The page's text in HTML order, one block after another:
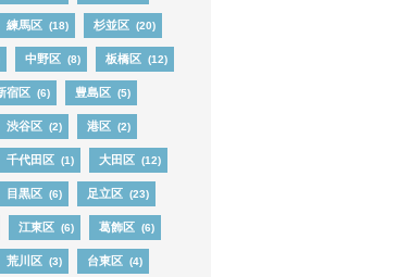
練馬区 (18) 杉並区 (20)
中野区 (8) 板橋区 (12)
宿区 (6) 豊島区 (5)
渋谷区 (2) 港区 (2)
千代田区 (1) 大田区 (12)
目黒区 (6) 足立区 (23)
江東区 (6) 葛飾区 (6)
荒川区 (3) 台東区 (4)